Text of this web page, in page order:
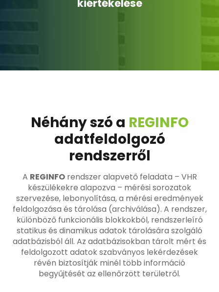
kiértékelése
Néhány szó a REGINFO
adatfeldolgozó
rendszerről
A REGINFOrendszer alapvető feladata – VHR
készülékekre alapozva – mérési sorozatok
szervezése, lebonyolítása, a mérési eredmények
feldolgozása és tárolása (archiválása). A rendszer,
különböző funkcionális blokkokból, rendszerleíró
statikus és dinamikus adatok tárolására szolgáló
adatbázisból áll. Az adatbázisokban tárolt mért és
feldolgozott adatok szabványos lekérdezések
révén biztosítják minél több információ
begyűjtését az ellenőrzött területről.